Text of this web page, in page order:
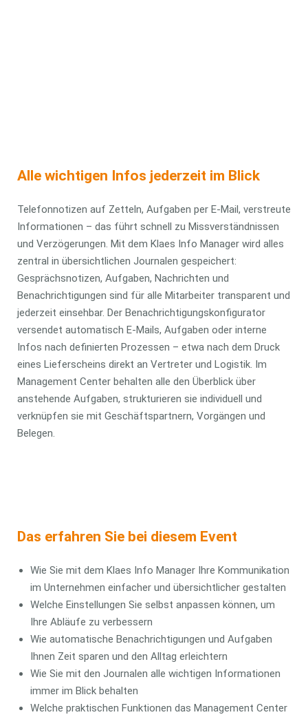
Alle wichtigen Infos jederzeit im Blick
Telefonnotizen auf Zetteln, Aufgaben per E-Mail, verstreute
Informationen – das führt schnell zu Missverständnissen
und Verzögerungen. Mit dem Klaes Info Manager wird alles
zentral in übersichtlichen Journalen gespeichert:
Gesprächsnotizen, Aufgaben, Nachrichten und
Benachrichtigungen sind für alle Mitarbeiter transparent und
jederzeit einsehbar. Der Benachrichtigungskonfigurator
versendet automatisch E-Mails, Aufgaben oder interne
Infos nach definierten Prozessen – etwa nach dem Druck
eines Lieferscheins direkt an Vertreter und Logistik. Im
Management Center behalten alle den Überblick über
anstehende Aufgaben, strukturieren sie individuell und
verknüpfen sie mit Geschäftspartnern, Vorgängen und
Belegen.
Das erfahren Sie bei diesem Event
Wie Sie mit dem Klaes Info Manager Ihre Kommunikation
im Unternehmen einfacher und übersichtlicher gestalten
Welche Einstellungen Sie selbst anpassen können, um
Ihre Abläufe zu verbessern
Wie automatische Benachrichtigungen und Aufgaben
Ihnen Zeit sparen und den Alltag erleichtern
Wie Sie mit den Journalen alle wichtigen Informationen
immer im Blick behalten
Welche praktischen Funktionen das Management Center